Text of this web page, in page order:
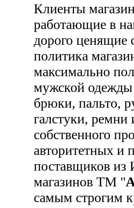
Клиенты
работающие в
дорого ценящие
политика
максимально
мужской
брюки, пальто,
галстуки, ремни
собственного
авторитетных и
поставщиков из
магазинов ТМ "
самым строгим